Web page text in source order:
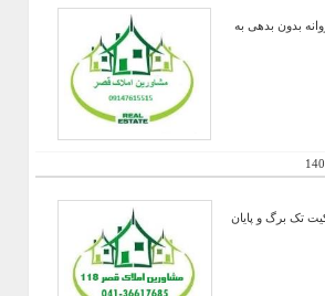
بدون بدهی به
رو باز در زمینی به مساحت 1597 دارای سند مالکیت تک برگ و پایان